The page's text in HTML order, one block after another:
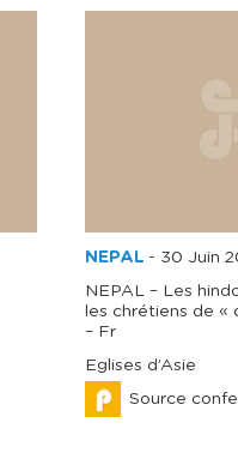
NEPAL- 30 Juin
NEPAL – Les
les chrétiens de «
– Fr
Eglises d’Asie
Source